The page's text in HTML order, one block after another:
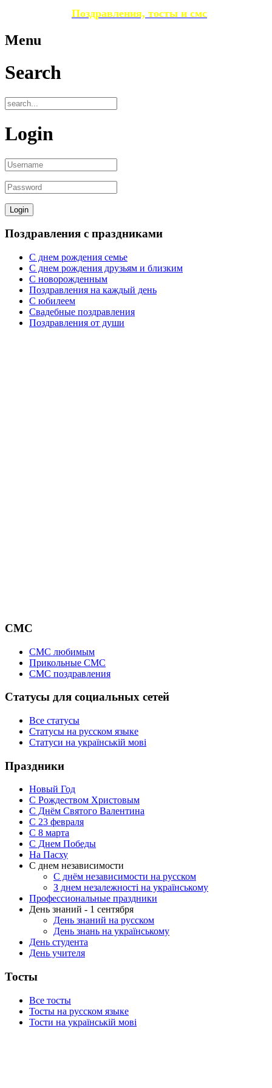
Поздравления, тосты и смс
Menu
Search
Login
Поздравления с праздниками
С днем рождения семье
С днем рождения друзьям и близким
C новорожденным
Поздравления на каждый день
С юбилеем
Свадебные поздравления
Поздравления от души
СМС
СМС любимым
Прикольные СМС
СМС поздравления
Статусы для социальных сетей
Все статусы
Статусы на русском языке
Статуси на українській мові
Праздники
Новый Год
С Рождеством Христовым
С Днём Святого Валентина
С 23 февраля
C 8 марта
С Днем Победы
На Пасху
С днем независимости
С днём независимости на русском
З днем незалежності на українському
Профессиональные праздники
День знаний - 1 сентября
День знаний на русском
День знань на українському
День студента
День учителя
Тосты
Все тосты
Тосты на русском языке
Тости на українській мові